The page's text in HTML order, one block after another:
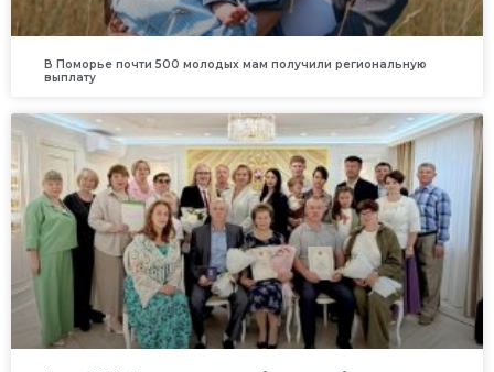
В Поморье почти 500 молодых мам получили региональную
выплату